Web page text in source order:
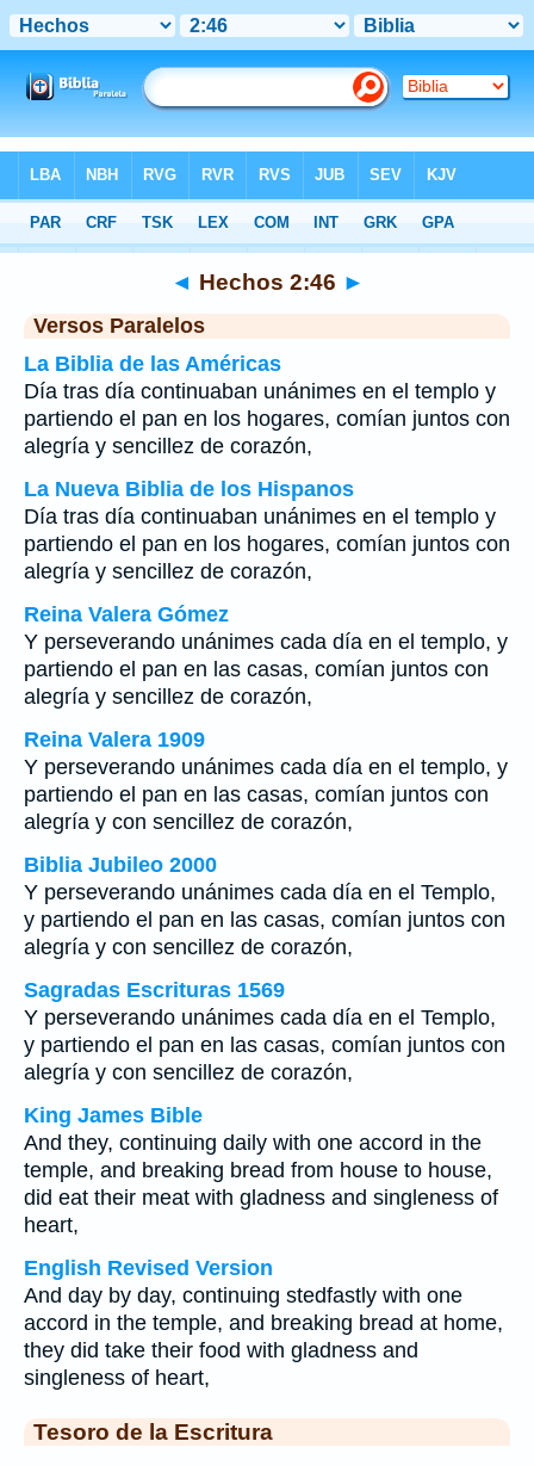
>Hechos Capítulo 2 > Verso 46
◄ Hechos 2:46 ►
Versos Paralelos
La Biblia de las Américas
Día tras día continuaban unánimes en el templo y
partiendo el pan en los hogares, comían juntos con
alegría y sencillez de corazón,
La Nueva Biblia de los Hispanos
Día tras día continuaban unánimes en el templo y
partiendo el pan en los hogares, comían juntos con
alegría y sencillez de corazón,
Reina Valera Gómez
Y perseverando unánimes cada día en el templo, y
partiendo el pan en las casas, comían juntos con
alegría y sencillez de corazón,
Reina Valera 1909
Y perseverando unánimes cada día en el templo, y
partiendo el pan en las casas, comían juntos con
alegría y con sencillez de corazón,
Biblia Jubileo 2000
Y perseverando unánimes cada día en el Templo,
y partiendo el pan en las casas, comían juntos con
alegría y con sencillez de corazón,
Sagradas Escrituras 1569
Y perseverando unánimes cada día en el Templo,
y partiendo el pan en las casas, comían juntos con
alegría y con sencillez de corazón,
King James Bible
And they, continuing daily with one accord in the
temple, and breaking bread from house to house,
did eat their meat with gladness and singleness of
heart,
English Revised Version
And day by day, continuing stedfastly with one
accord in the temple, and breaking bread at home,
they did take their food with gladness and
singleness of heart,
Tesoro de la Escritura